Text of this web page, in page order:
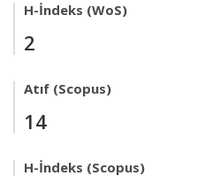
H-İndeks (WoS)
2
Atıf (Scopus)
14
H-İndeks (Scopus)